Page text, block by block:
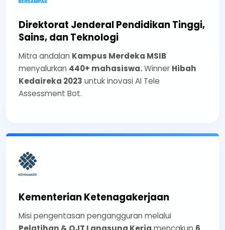
Direktorat Jenderal Pendidikan Tinggi,
Sains, dan Teknologi
Mitra andalan Kampus Merdeka MSIB
menyalurkan 440+ mahasiswa.Winner Hibah
Kedaireka 2023 untuk inovasi AI Tele
Assessment Bot.
Kementerian Ketenagakerjaan
Misi pengentasan pengangguran melalui